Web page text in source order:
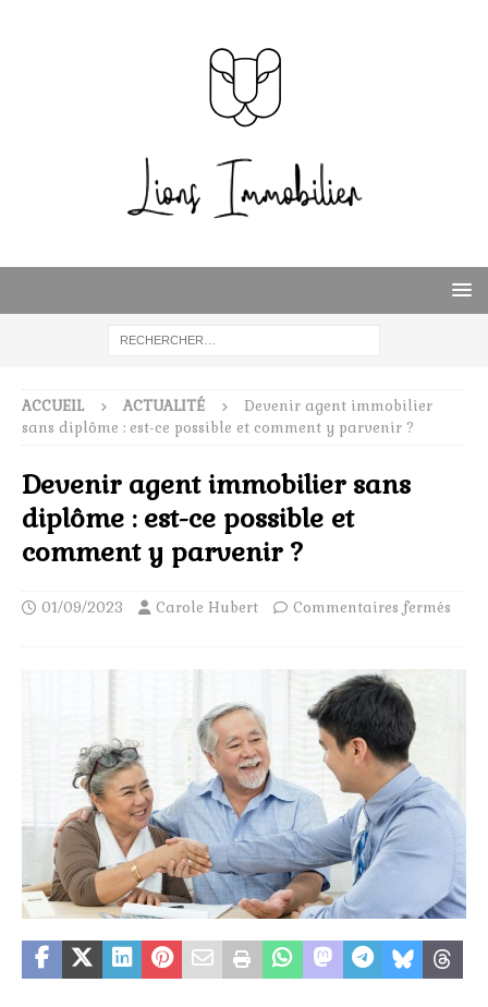
ACCUEIL ACTUALITÉ
Devenir agent immobilier
sans diplôme : est-ce possible et comment y parvenir ?
Devenir agent immobilier sans
diplôme : est-ce possible et
comment y parvenir ?
01/09/2023 Carole Hubert Commentaires fermés